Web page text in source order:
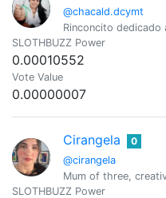
@chacald.dcymt
Rinconcito dedicado
SLOTHBUZZ Power
0.00010552
Vote Value
0.00000007
Cirangela
@cirangela
0
Mum of three,
SLOTHBUZZ Power